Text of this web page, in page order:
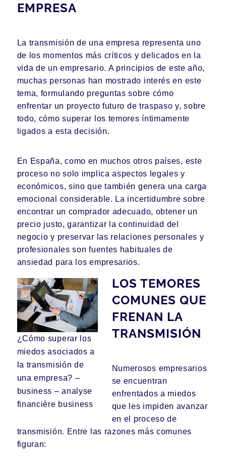
EMPRESA
La transmisión de una empresa representa uno
de los momentos más críticos y delicados en la
vida de un empresario. A principios de este año,
muchas personas han mostrado interés en este
tema, formulando preguntas sobre cómo
enfrentar un proyecto futuro de traspaso y, sobre
todo, cómo superar los temores íntimamente
ligados a esta decisión.
En España, como en muchos otros países, este
proceso no solo implica aspectos legales y
económicos, sino que también genera una carga
emocional considerable. La incertidumbre sobre
encontrar un comprador adecuado, obtener un
precio justo, garantizar la continuidad del
negocio y preservar las relaciones personales y
profesionales son fuentes habituales de
ansiedad para los empresarios.
¿Cómo superar los
miedos asociados a
la transmisión de
una empresa? –
business – analyse
financière business
LOS TEMORES
COMUNES QUE
FRENAN LA
TRANSMISIÓN
Numerosos empresarios
se encuentran
enfrentados a miedos
que les impiden avanzar
en el proceso de
transmisión. Entre las razones más comunes
figuran: